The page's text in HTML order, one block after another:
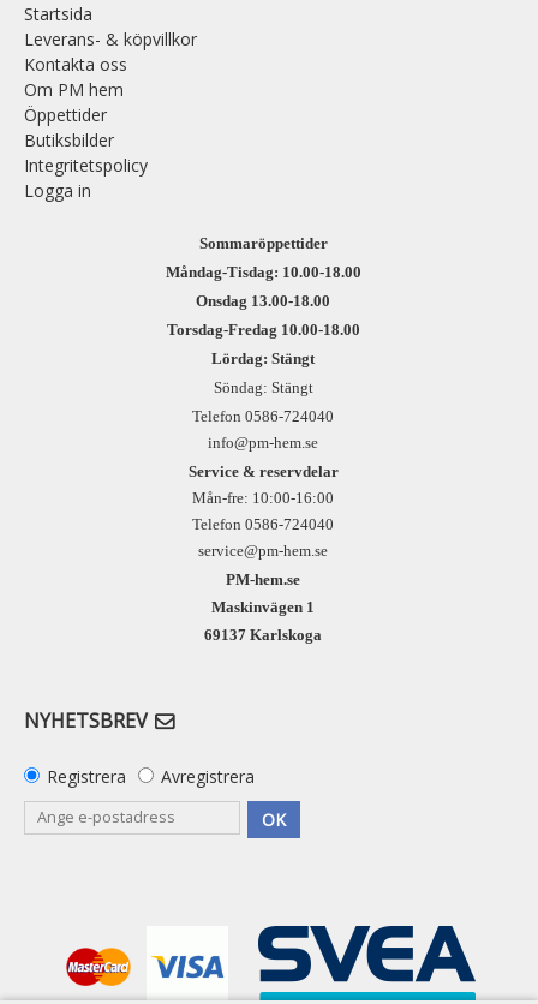
Startsida
Leverans- & köpvillkor
Kontakta oss
Om PM hem
Öppettider
Butiksbilder
Integritetspolicy
Logga in
Sommaröppettider
Måndag-Tisdag: 10.00-18.00
Onsdag 13.00-18.00
Torsdag-Fredag 10.00-18.00
Lördag: Stängt
Söndag: Stängt
Telefon 0586-724040
info@pm-hem.se
Service & reservdelar
Mån-fre: 10:00-16:00
Telefon 0586-724040
service@pm-hem.se
PM-hem.se
Maskinvägen 1
69137 Karlskoga
NYHETSBREV
Registrera
Avregistrera
OK